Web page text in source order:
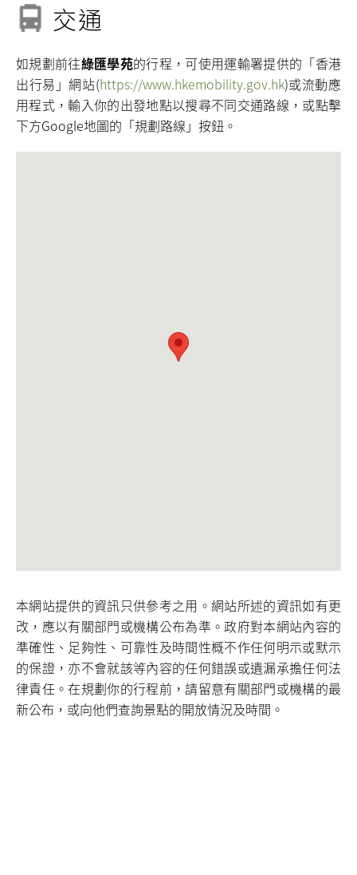
交通
如規劃前往綠匯學苑的行程，可使用運輸署提供的「香港
出行易」網站(https://www.hkemobility.gov.hk)或流動應
用程式，輸入你的出發地點以搜尋不同交通路線，或點擊
下方Google地圖的「規劃路線」按鈕。
本網站提供的資訊只供參考之用。網站所述的資訊如有更
改，應以有關部門或機構公布為準。政府對本網站內容的
準確性、足夠性、可靠性及時間性概不作任何明示或默示
的保證，亦不會就該等內容的任何錯誤或遺漏承擔任何法
律責任。在規劃你的行程前，請留意有關部門或機構的最
新公布，或向他們查詢景點的開放情況及時間。